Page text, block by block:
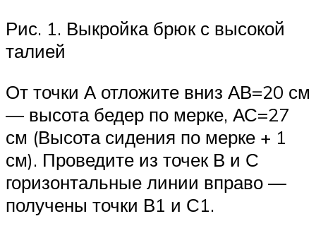
Рис. 1. Выкройка брюк с высокой
талией
От точки А отложите вниз АВ=20 см
— высота бедер по мерке, АС=27
см (Высота сидения по мерке + 1
см). Проведите из точек В и С
горизонтальные линии вправо —
получены точки В1 и С1.